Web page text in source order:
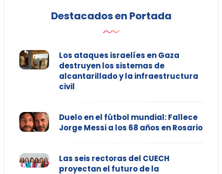
Destacados en Portada
Los ataques israelíes en Gaza
destruyen los sistemas de
alcantarillado y la infraestructura
civil
Duelo en el fútbol mundial: Fallece
Jorge Messi a los 68 años en Rosario
Las seis rectoras del CUECH
proyectan el futuro de la